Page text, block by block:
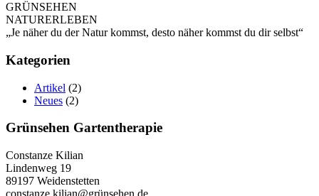
GRÜNSEHEN
NATURERLEBEN
„Je näher du der Natur kommst, desto näher kommst du dir selbst“
Kategorien
Artikel (2)
Neues (2)
Grünsehen Gartentherapie
Constanze Kilian
Lindenweg 19
89197 Weidenstetten